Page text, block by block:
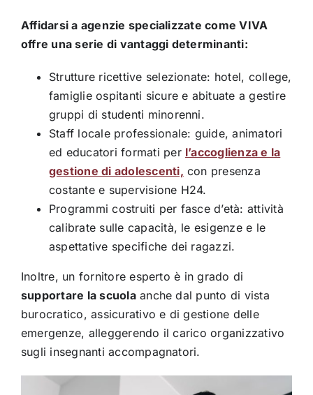
Affidarsi a agenzie specializzate come VIVA
offre una serie di vantaggi determinanti:
Strutture ricettive selezionate: hotel, college,
famiglie ospitanti sicure e abituate a gestire
gruppi di studenti minorenni.
Staff locale professionale: guide, animatori
ed educatori formati per l’accoglienza e la
gestione di adolescenti, con presenza
costante e supervisione H24.
Programmi costruiti per fasce d’età: attività
calibrate sulle capacità, le esigenze e le
aspettative specifiche dei ragazzi.
Inoltre, un fornitore esperto è in grado di
supportare la scuolaanche dal punto di vista
burocratico, assicurativo e di gestione delle
emergenze, alleggerendo il carico organizzativo
sugli insegnanti accompagnatori.